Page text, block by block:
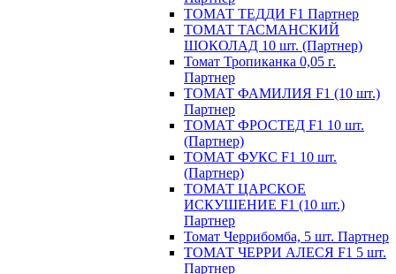
ТОМАТ ТЕДДИ F1 Партнер
ТОМАТ ТАСМАНСКИЙ
ШОКОЛАД 10 шт. (Партнер)
Томат Тропиканка 0,05 г.
Партнер
ТОМАТ ФАМИЛИЯ F1 (10 шт.)
Партнер
ТОМАТ ФРОСТЕД F1 10 шт.
(Партнер)
ТОМАТ ФУКС F1 10 шт.
(Партнер)
ТОМАТ ЦАРСКОЕ
ИСКУШЕНИЕ F1 (10 шт.)
Партнер
Томат Черрибомба, 5 шт. Партнер
ТОМАТ ЧЕРРИ АЛЕСЯ F1 5 шт.
Партнер